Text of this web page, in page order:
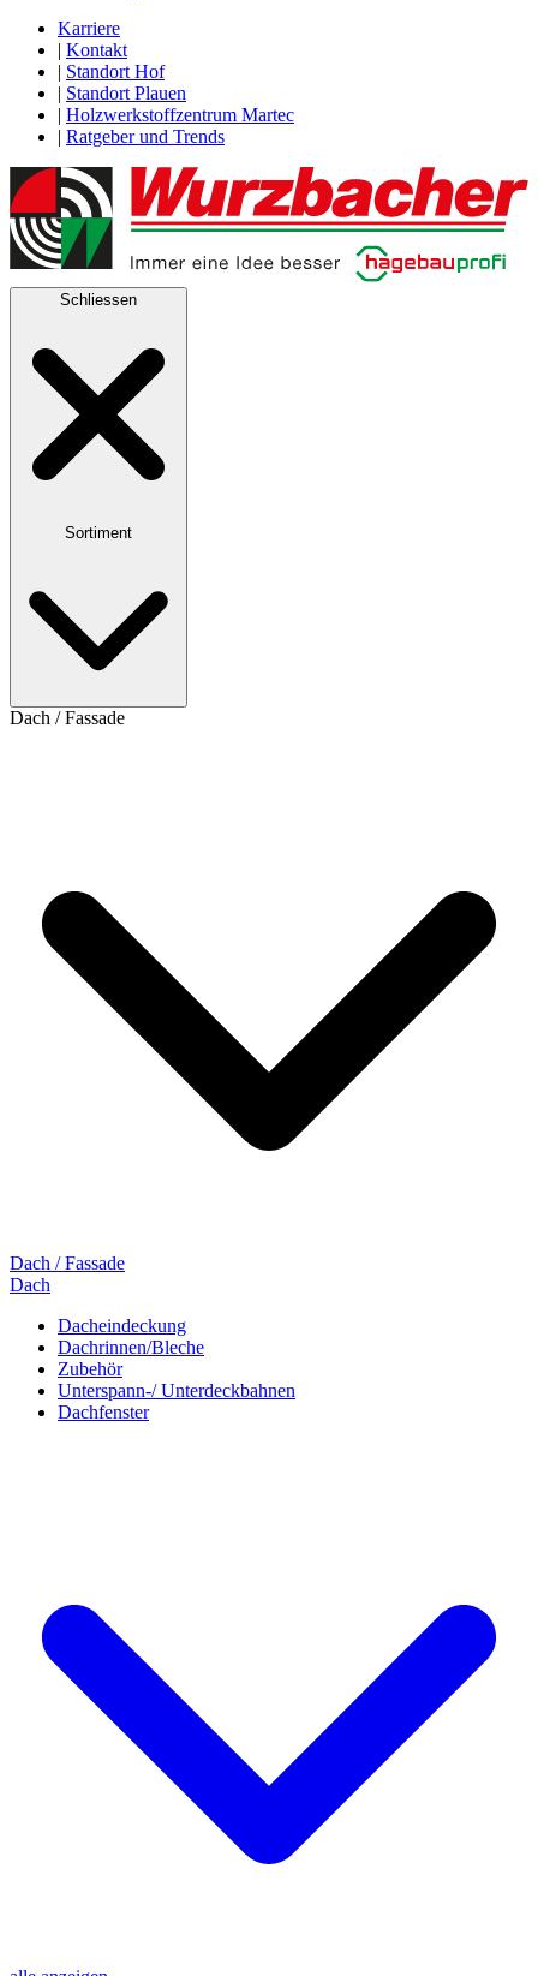
Karriere
| Kontakt
| Standort Hof
| Standort Plauen
| Holzwerkstoffzentrum Martec
| Ratgeber und Trends
Schliessen
Sortiment
Dach / Fassade
Dach / Fassade
Dach
Dacheindeckung
Dachrinnen/Bleche
Zubehör
Unterspann-/ Unterdeckbahnen
Dachfenster